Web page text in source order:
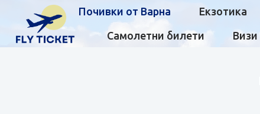
Почивки от Варна Екзотика
Самолетни билети Визи